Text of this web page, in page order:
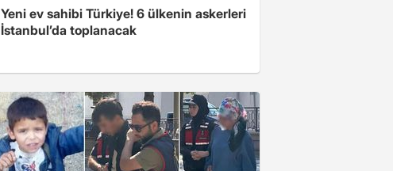
Yeni ev sahibi Türkiye! 6 ülkenin askerleri
İstanbul’da toplanacak